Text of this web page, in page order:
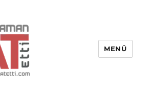
MENÜ